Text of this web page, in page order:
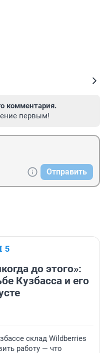
комментария.
первым!
Отправить
5
до этого»:
Кузбасса и его
склад Wildberries
работу — что